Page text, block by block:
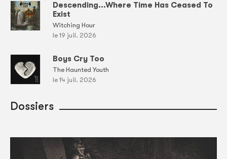
Descending...Where Time Has Ceased To
Exist
Witching Hour
le 19 juil. 2026
Boys Cry Too
The Haunted Youth
le 14 juil. 2026
Dossiers